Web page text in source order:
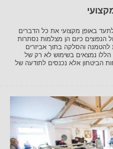
באופן מקצועי את כל הדברים
הנפוצים כיום הן מצלמות נסתרות
להטמנה והסלקה בתוך אביזרים
הללו נמצאים בשימוש לא רק של
הביטחון אלא נכנסים לתודעה של